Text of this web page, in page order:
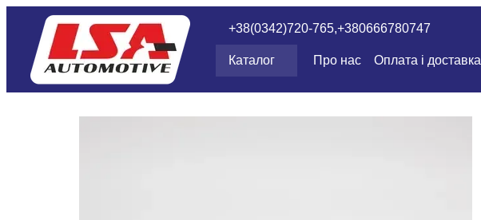
Перейти до основного контенту
+38(0342)720-765,+380666780747
Каталог Про нас Оплата і доставка